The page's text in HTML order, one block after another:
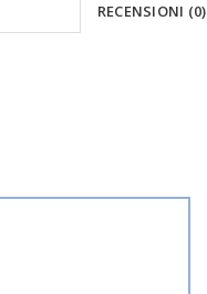
RECENSIONI (0)